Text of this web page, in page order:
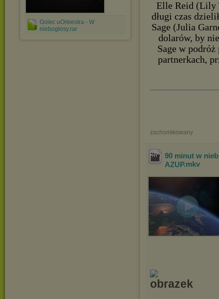
Golec uOrkiestra - W
niebogłosy.rar
Elle Reid (Lily
długi czas
Sage (Julia
dolarów, by
Sage w
partnerkach,
zachomikowany
90 minut w
AZUP.mkv